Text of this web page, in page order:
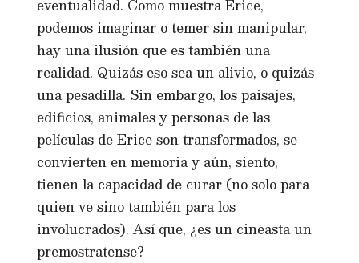
eventualidad. Como muestra Erice,
podemos imaginar o temer sin manipular,
hay una ilusión que es también una
realidad. Quizás eso sea un alivio, o quizás
una pesadilla. Sin embargo, los paisajes,
edificios, animales y personas de las
películas de Erice son transformados, se
convierten en memoria y aún, siento,
tienen la capacidad de curar (no solo para
quien ve sino también para los
involucrados). Así que, ¿es un cineasta un
premostratense?